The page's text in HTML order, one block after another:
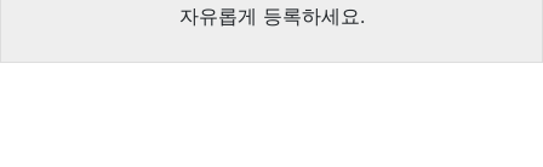
자유롭게 등록하세요.